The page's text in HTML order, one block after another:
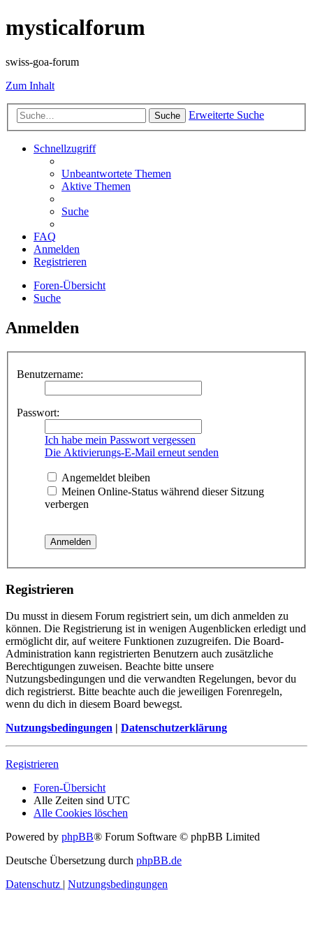
mysticalforum
swiss-goa-forum
Zum Inhalt
Suche Erweiterte Suche
Schnellzugriff
Unbeantwortete Themen
Aktive Themen
Suche
FAQ
Anmelden
Registrieren
Foren-Übersicht
Suche
Anmelden
Benutzername:
Passwort:
Ich habe mein Passwort vergessen
Die Aktivierungs-E-Mail erneut senden
Angemeldet bleiben
Meinen Online-Status während dieser Sitzung
verbergen
Registrieren
Du musst in diesem Forum registriert sein, um dich anmelden zu
können. Die Registrierung ist in wenigen Augenblicken erledigt und
ermöglicht dir, auf weitere Funktionen zuzugreifen. Die Board-
Administration kann registrierten Benutzern auch zusätzliche
Berechtigungen zuweisen. Beachte bitte unsere
Nutzungsbedingungen und die verwandten Regelungen, bevor du
dich registrierst. Bitte beachte auch die jeweiligen Forenregeln,
wenn du dich in diesem Board bewegst.
Nutzungsbedingungen | Datenschutzerklärung
Registrieren
Foren-Übersicht
Alle Zeiten sind UTC
Alle Cookies löschen
Powered by phpBB® Forum Software © phpBB Limited
Deutsche Übersetzung durch phpBB.de
Datenschutz | Nutzungsbedingungen